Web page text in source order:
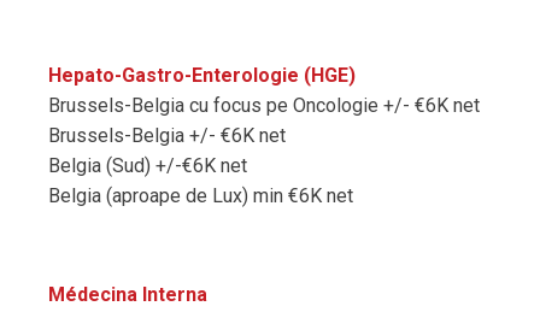
Hepato-Gastro-Enterologie (HGE)
Brussels-Belgia cu focus pe Oncologie +/- €6K net
Brussels-Belgia +/- €6K net
Belgia (Sud) +/-€6K net
Belgia (aproape de Lux) min €6K net
Médecina Interna